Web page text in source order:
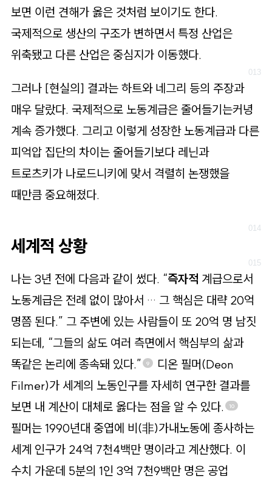
보면 이런 견해가 옳은 것처럼 보이기도 한다.
국제적으로 생산의 구조가 변하면서 특정 산업은
위축됐고 다른 산업은 중심지가 이동했다.
그러나 [현실의] 결과는 하트와 네그리 등의 주장과
매우 달랐다. 국제적으로 노동계급은 줄어들기는커녕
계속 증가했다. 그리고 이렇게 성장한 노동계급과 다른
피억압 집단의 차이는 줄어들기보다 레닌과
트로츠키가 나로드니키에 맞서 격렬히 논쟁했을
때만큼 중요해졌다.
세계적 상황
나는 3년 전에 다음과 같이 썼다. “즉자적 계급으로서
노동계급은 전례 없이 많아서 … 그 핵심은 대략 20억
명쯤 된다.” 그 주변에 있는 사람들이 또 20억 명 남짓
되는데, “그들의 삶도 여러 측면에서 핵심부의 삶과
똑같은 논리에 종속돼 있다.”
9
디온 필머(Deon
Filmer)가 세계의 노동인구를 자세히 연구한 결과를
보면 내 계산이 대체로 옳다는 점을 알 수 있다.
10
필머는 1990년대 중엽에 비(非)가내노동에 종사하는
세계 인구가 24억 7천4백만 명이라고 계산했다. 이
수치 가운데 5분의 1인 3억 7천9백만 명은 공업